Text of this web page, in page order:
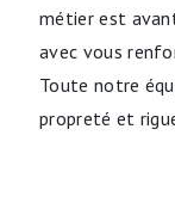
métier est
avec vous
Toute notre
propreté et